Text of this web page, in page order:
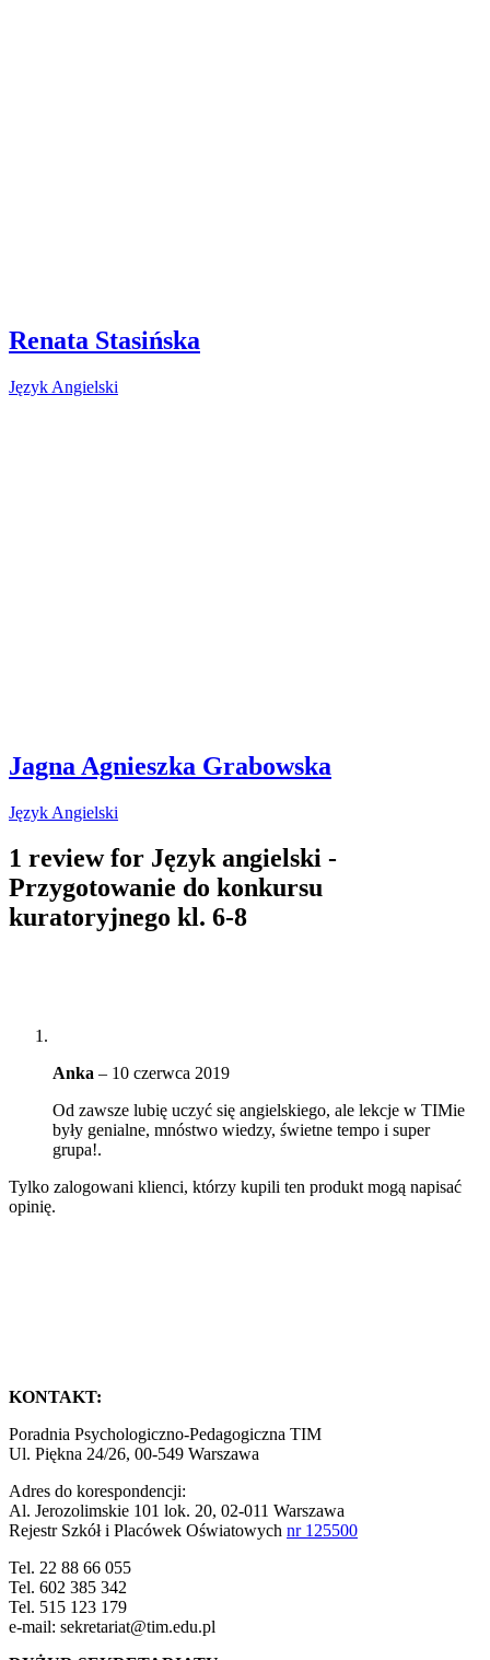
Renata Stasińska
Język Angielski
Jagna Agnieszka Grabowska
Język Angielski
1 review for Język angielski -
Przygotowanie do konkursu
kuratoryjnego kl. 6-8
Anka – 10 czerwca 2019
Od zawsze lubię uczyć się angielskiego, ale lekcje w TIMie
były genialne, mnóstwo wiedzy, świetne tempo i super
grupa!.
Tylko zalogowani klienci, którzy kupili ten produkt mogą napisać
opinię.
KONTAKT:
Poradnia Psychologiczno-Pedagogiczna TIM
Ul. Piękna 24/26, 00-549 Warszawa
Adres do korespondencji:
Al. Jerozolimskie 101 lok. 20, 02-011 Warszawa
Rejestr Szkół i Placówek Oświatowych nr 125500
Tel. 22 88 66 055
Tel. 602 385 342
Tel. 515 123 179
e-mail: sekretariat@tim.edu.pl